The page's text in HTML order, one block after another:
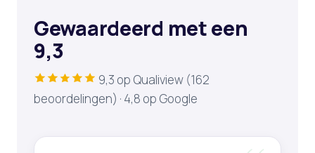
Gewaardeerd met een
9,3
9,3 op Qualiview (162
beoordelingen) · 4,8 op Google